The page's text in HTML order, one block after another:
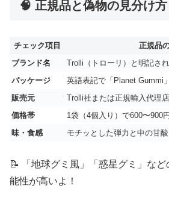
🧠 正規品と偽物の見分け方
チェック項目
正規品
ブランド名
Trolli（トローリ）と明記さ
パッケージ
英語表記で「Planet Gummi」
販売元
Trolli社または正規輸入代理
価格帯
1袋（4個入り）で600〜900
味・食感
モチッとした弾力と中の甘
📝 「地球グミ風」「惑星グミ」な
能性が高いよ！